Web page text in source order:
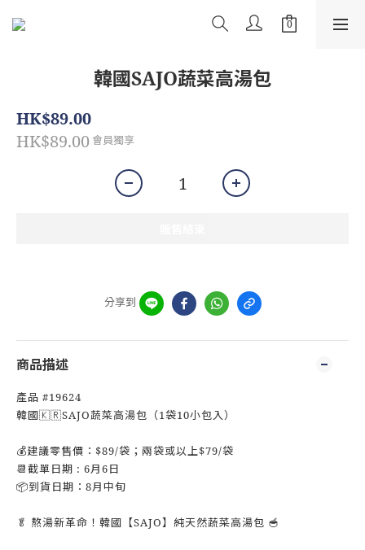
韓國SAJO蔬菜高湯包
HK$89.00
HK$89.00 會員獨享
分享到
商品描述
產品 #19624
韓國🇰🇷SAJO蔬菜高湯包（1袋10小包入）
💰建議零售價：$89/袋；兩袋或以上$79/袋
📆截單日期 : 6月6日
📦到貨日期：8月中旬
🥬 熬湯新革命！韓國【SAJO】純天然蔬菜高湯包 🥣